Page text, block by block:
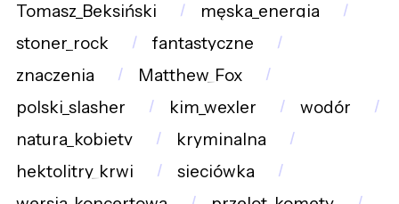
Tomasz_Beksiński
męska_energia
stoner_rock
fantastyczne
znaczenia
Matthew_Fox
polski_slasher
kim_wexler
wodór
natura_kobiety
kryminalna
hektolitry_krwi
sieciówka